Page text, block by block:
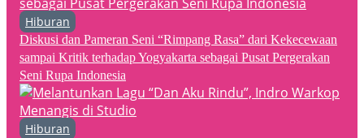
Hiburan
Diskusi dan Pameran Seni “Rimpang Rasa” dari Kekecewaan
sampai Kritik terhadap Yogyakarta sebagai Pusat Pergerakan
Seni Rupa Indonesia
Hiburan